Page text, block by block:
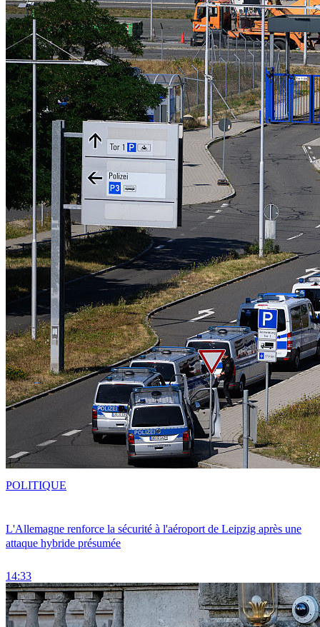
L'Allemagne renforce la sécurité à l'aéroport de Leipzig après une
attaque hybride présumée
14:33
POLITIQUE